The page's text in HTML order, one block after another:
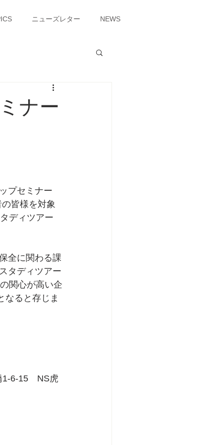
ニューズレター NEWS
ナー
プセミナー
皆様を対象
ディツアー
全に関わる課
タディツアー
関心が高い企
なると存じま
6-15　NS虎